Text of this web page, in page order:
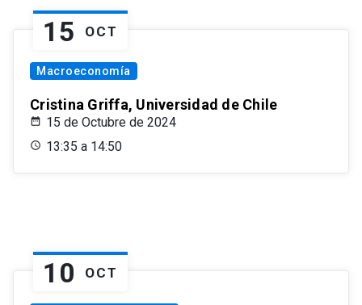
15 OCT
Macroeconomía
Cristina Griffa, Universidad de Chile
15 de Octubre de 2024
13:35 a 14:50
10 OCT